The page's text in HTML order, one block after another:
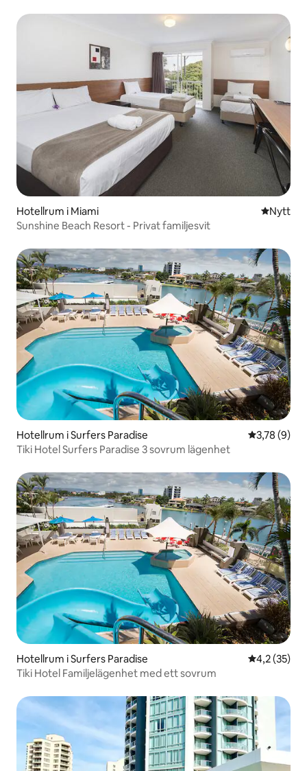
Hotellrum i Miami NyttNytt
Sunshine Beach Resort - Privat familjesvit
Hotellrum i Surfers Paradise 3,78 av 5 i
3,78 (9)
Tiki Hotel Surfers Paradise 3 sovrum lägenhet
Hotellrum i Surfers Paradise 4,2 av 5 i
4,2 (35)
Tiki Hotel Familjelägenhet med ett sovrum